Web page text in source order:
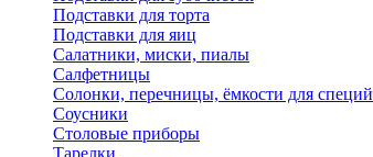
Подставки для торта
Подставки для яиц
Салатники, миски, пиалы
Салфетницы
Солонки, перечницы, ёмкости для специй
Соусники
Столовые приборы
Тарелки